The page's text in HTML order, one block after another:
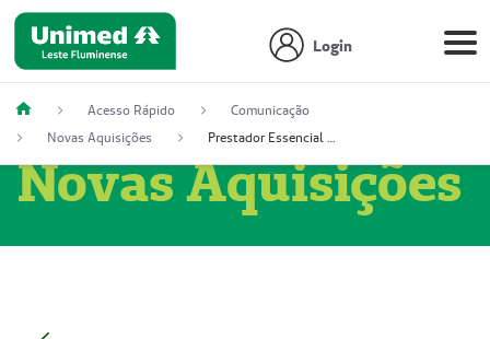
Login
Acesso Rápido
Comunicação
Novas Aquisições
Prestador Essencial Gestão em Saúde Ereli (51004354-7)
Novas Aquisições